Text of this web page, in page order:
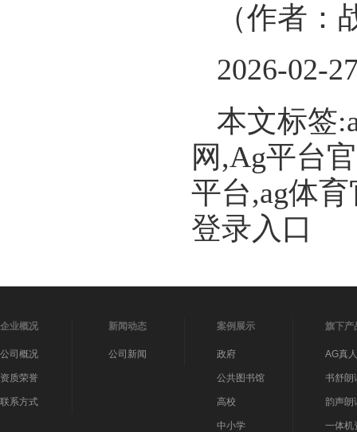
（作者
2026-02-
本文标签
网,Ag平台
平台,ag体
登录入口
企业概况
公司概况
资质荣誉
联系方式
新闻动态
公司新闻
案例展示
政府
公共图书馆
高校
中小学
旗下产
AG真
书舒朗
韵声朗
一体机